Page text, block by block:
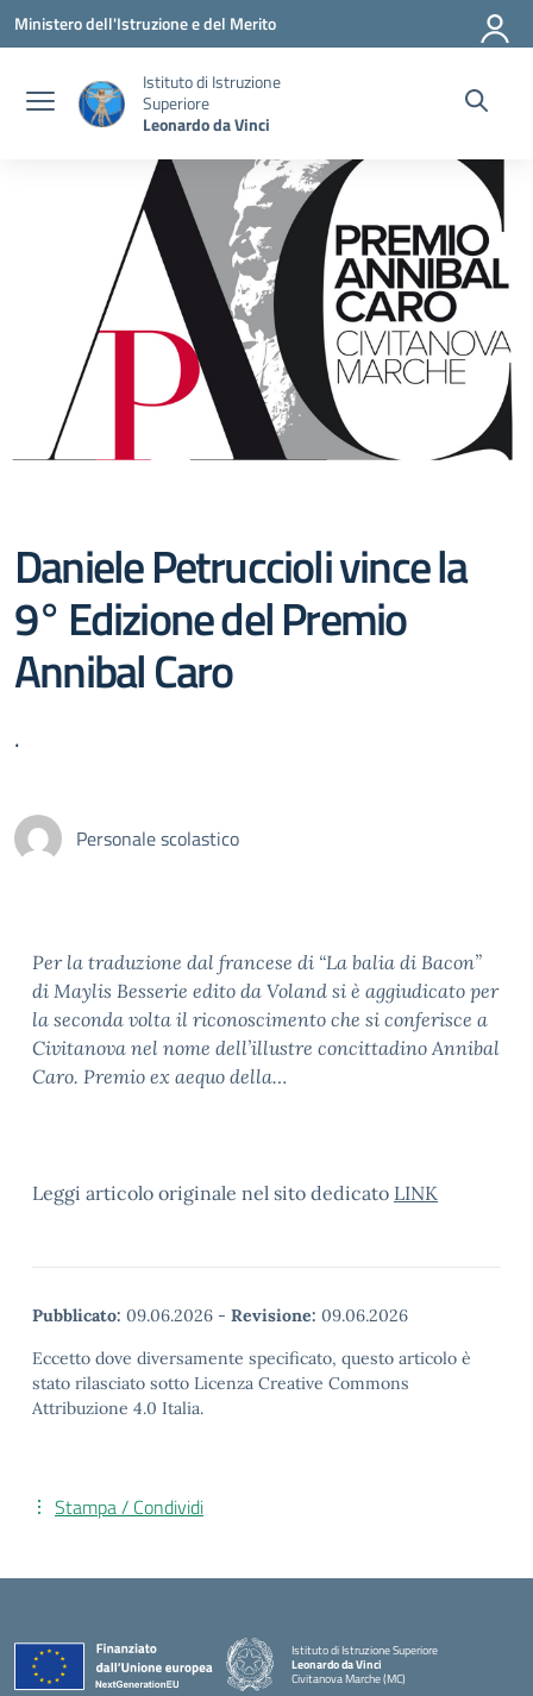
Vai ai contenuti
Vai al menu di navigazione
Vai al footer
Ministero dell'Istruzione e del Merito
Istituto di Istruzione
Superiore
Leonardo da Vinci
Daniele Petruccioli vince la
9° Edizione del Premio
Annibal Caro
.
Personale scolastico
Per la traduzione dal francese di “La balia di Bacon”
di Maylis Besserie edito da Voland si è aggiudicato per
la seconda volta il riconoscimento che si conferisce a
Civitanova nel nome dell’illustre concittadino Annibal
Caro. Premio ex aequo della…
Leggi articolo originale nel sito dedicato LINK
Pubblicato: 09.06.2026 - Revisione: 09.06.2026
Eccetto dove diversamente specificato, questo articolo è
stato rilasciato sotto Licenza Creative Commons
Attribuzione 4.0 Italia.
Stampa / Condividi
Istituto di Istruzione Superiore
Leonardo da Vinci
Civitanova Marche (MC)